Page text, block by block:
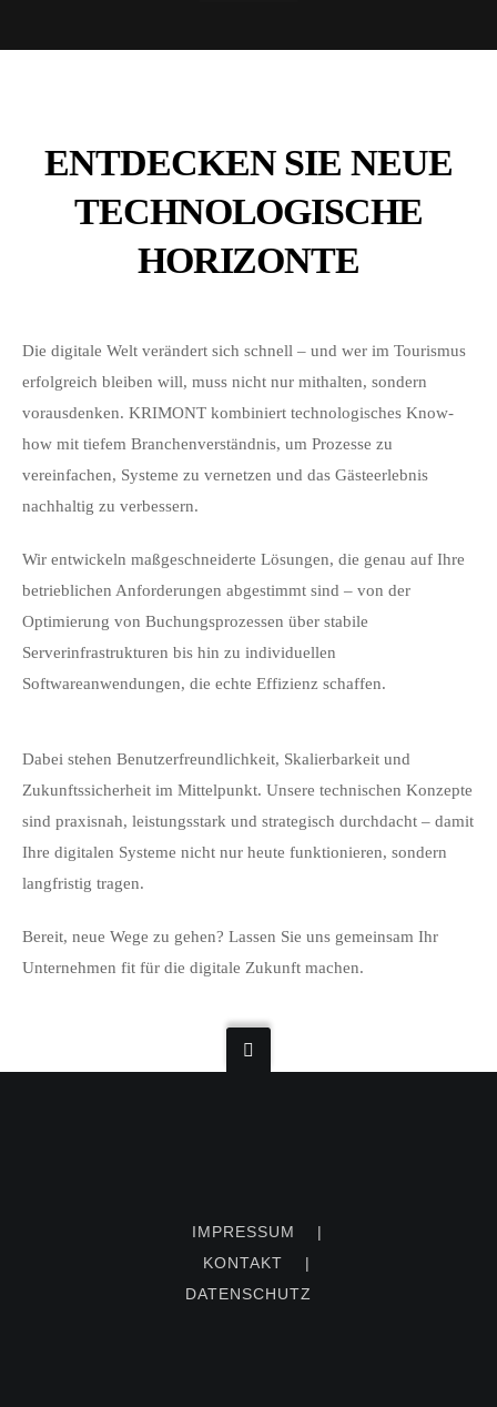
ENTDECKEN SIE NEUE
TECHNOLOGISCHE
HORIZONTE
Die digitale Welt verändert sich schnell – und wer im Tourismus
erfolgreich bleiben will, muss nicht nur mithalten, sondern
vorausdenken. KRIMONT kombiniert technologisches Know-
how mit tiefem Branchenverständnis, um Prozesse zu
vereinfachen, Systeme zu vernetzen und das Gästeerlebnis
nachhaltig zu verbessern.
Wir entwickeln maßgeschneiderte Lösungen, die genau auf Ihre
betrieblichen Anforderungen abgestimmt sind – von der
Optimierung von Buchungsprozessen über stabile
Serverinfrastrukturen bis hin zu individuellen
Softwareanwendungen, die echte Effizienz schaffen.
Dabei stehen Benutzerfreundlichkeit, Skalierbarkeit und
Zukunftssicherheit im Mittelpunkt. Unsere technischen Konzepte
sind praxisnah, leistungsstark und strategisch durchdacht – damit
Ihre digitalen Systeme nicht nur heute funktionieren, sondern
langfristig tragen.
Bereit, neue Wege zu gehen? Lassen Sie uns gemeinsam Ihr
Unternehmen fit für die digitale Zukunft machen.
IMPRESSUM
|
KONTAKT
|
DATENSCHUTZ